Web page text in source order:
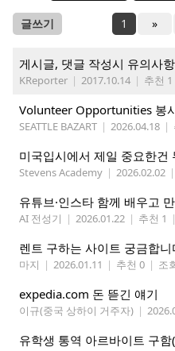
글쓰기 1 »
게시글, 댓글 작성시 유의사항
KReporter | 2017.10.14 | 추천 1
Volunteer Opportunities 봉
SEATTLE BAZART | 2026.04.18 |
미국입시에서 제일 중요한건
Stevens Academy | 2026.02.02 |
유튜브·인스타 함께 배우고
AI 전성기 | 2026.01.22 | 추천 1 |
렌트 구하는 사이트 궁금합니
마지 | 2026.01.11 | 추천 0 | 조
expedia.com 돈 뜯긴 얘기
이규(중국 상하이 거주자) |